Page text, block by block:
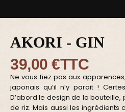
AKORI - GIN
39,00 €TTC
Ne vous fiez pas aux
japonais qu’il n’y parait !
D’abord le design de la bouteille,
de riz. Mais aussi les ingrédients